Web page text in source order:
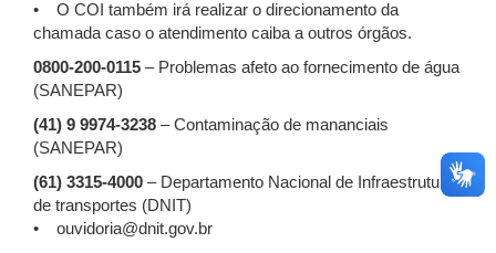
• O COI também irá realizar o direcionamento da
chamada caso o atendimento caiba a outros órgãos.
0800-200-0115 – Problemas afeto ao fornecimento de água
(SANEPAR)
(41) 9 9974-3238 – Contaminação de mananciais
(SANEPAR)
(61) 3315-4000 – Departamento Nacional de Infraestrutura
de transportes (DNIT)
• ouvidoria@dnit.gov.br